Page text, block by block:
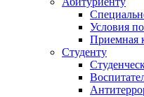
Условия
Приемная
Студенту